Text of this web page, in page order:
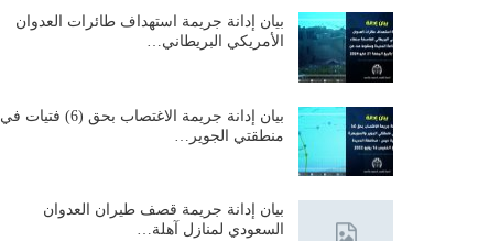
بيان إدانة جريمة استهداف طائرات العدوان
الأمريكي البريطاني…
بيان إدانة جريمة الاغتصاب بحق (6) فتيات في
منطقتي الجوير…
بيان إدانة جريمة قصف طيران العدوان
السعودي لمنازل آهلة…